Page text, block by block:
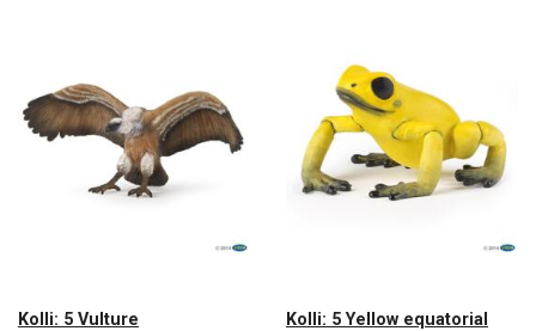
Kolli: 5 Vulture
Kolli: 5 Yellow equatorial